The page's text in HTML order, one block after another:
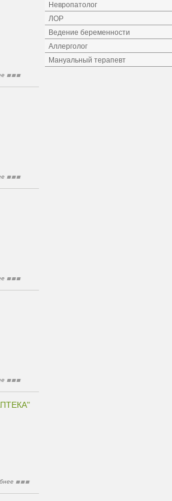
Невропатолог
ЛОР
Ведение беременности
Аллерголог
Мануальный терапевт